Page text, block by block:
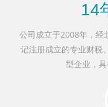
14
公司成立于2008年，经
记注册成立的专业财税
型企业，具